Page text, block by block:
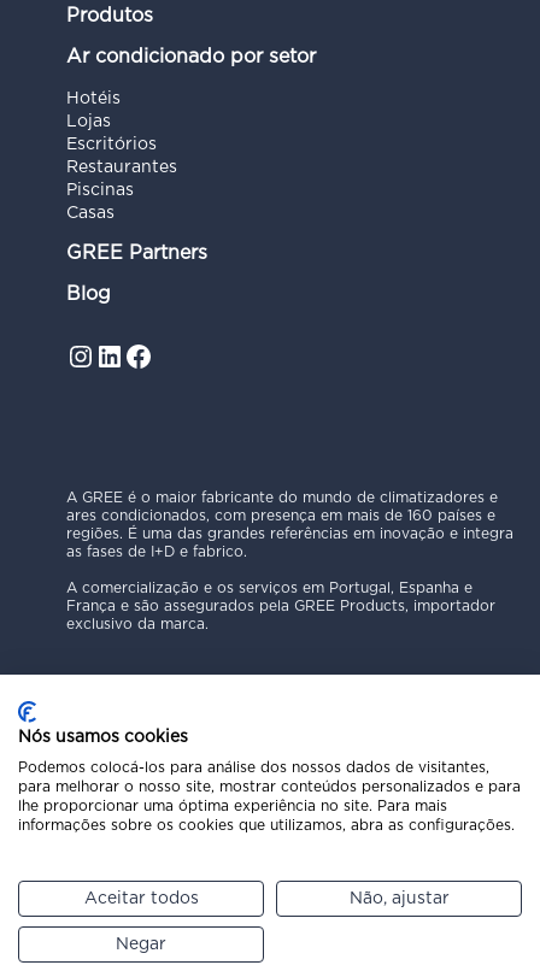
Liga para o 211 216 271
Pede um orçamento
Produtos
Ar condicionado por setor
Hotéis
Lojas
Escritórios
Restaurantes
Piscinas
Casas
GREE Partners
Blog
Instagram
LinkedIn
Facebook
A GREE é o maior fabricante do mundo de climatizadores e
ares condicionados, com presença em mais de 160 países e
regiões. É uma das grandes referências em inovação e integra
as fases de I+D e fabrico.
A comercialização e os serviços em Portugal, Espanha e
França e são assegurados pela GREE Products, importador
exclusivo da marca.
Política de Privacidade
Aviso Legal
Código Ético
Canal de Denúncias
Copyright © 2025 GREE Products
Nós usamos cookies
Podemos colocá-los para análise dos nossos dados de visitantes,
para melhorar o nosso site, mostrar conteúdos personalizados e para
lhe proporcionar uma óptima experiência no site. Para mais
informações sobre os cookies que utilizamos, abra as configurações.
Aceitar todos Não, ajustar
Negar